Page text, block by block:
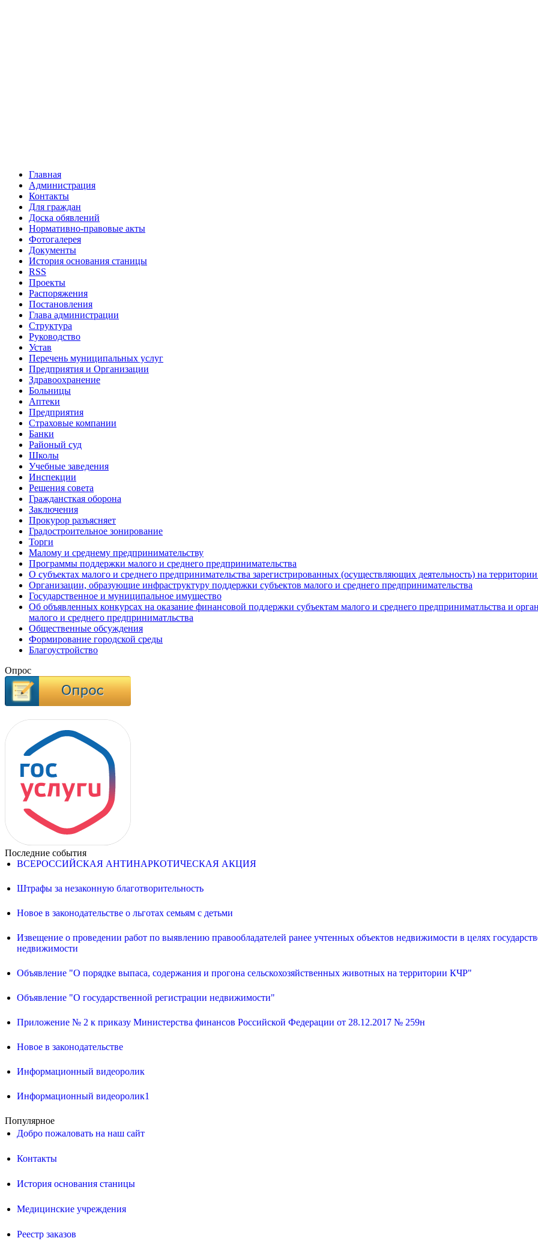
Главная
Администрация
Контакты
Для граждан
Доска обявлений
Нормативно-правовые акты
Фотогалерея
Документы
История основания станицы
RSS
Проекты
Распоряжения
Постановления
Глава администрации
Структура
Руководство
Устав
Перечень муниципальных услуг
Предприятия и Организации
Здравоохранение
Больницы
Аптеки
Предприятия
Страховые компании
Банки
Районый суд
Школы
Учебные заведения
Инспекции
Решения совета
Граждансткая оборона
Заключения
Прокурор разъясняет
Градостроительное зонирование
Торги
Малому и среднему предпринимательству
Программы поддержки малого и среднего предпринимательства
О субъектах малого и среднего предпринимательства зарегистрированных (осуществляющих деятельность) на
Организации, образующие инфраструктуру поддержки субъектов малого и среднего предпринимательства
Государственное и муниципальное имущество
Об объявленных конкурсах на оказание финансовой поддержки субъектам малого и среднего предприниматльства и
малого и среднего предприниматльства
Общественные обсуждения
Формирование городской среды
Благоустройство
Опрос
Последние события
ВСЕРОССИЙСКАЯ АНТИНАРКОТИЧЕСКАЯ АКЦИЯ
Штрафы за незаконную благотворительность
Новое в законодательстве о льготах семьям с детьми
Извещение о проведении работ по выявлению правообладателей ранее учтенных объектов недвижимости в целях
недвижимости
Объявление "О порядке выпаса, содержания и прогона сельскохозяйственных животных на территории КЧР"
Объявление "О государственной регистрации недвижимости"
Приложение № 2 к приказу Министерства финансов Российской Федерации от 28.12.2017 № 259н
Новое в законодательстве
Информационный видеоролик
Информационный видеоролик1
Популярное
Добро пожаловать на наш сайт
Контакты
История основания станицы
Медицинские учреждения
Реестр заказов